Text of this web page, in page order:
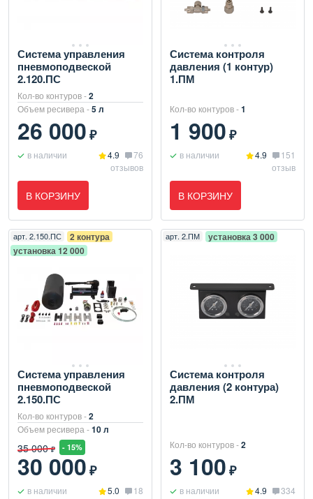
Система управления
пневмоподвеской
2.120.ПС
Кол-во контуров -2
Объем ресивера -5 л
26 000₽
в наличии 4.9
76
отзывов
В КОРЗИНУ
Система контроля
давления (1 контур)
1.ПМ
Кол-во контуров -1
1 900₽
в наличии 4.9
151
отзыв
В КОРЗИНУ
арт. 2.150.ПС
2 контура
установка 12 000
Система управления
пневмоподвеской
2.150.ПС
Кол-во контуров -2
Объем ресивера -10 л
35 000 ₽ - 15%
30 000₽
в наличии 5.0
18
арт. 2.ПМ установка 3 000
Система контроля
давления (2 контура)
2.ПМ
Кол-во контуров -2
3 100₽
в наличии 4.9
334